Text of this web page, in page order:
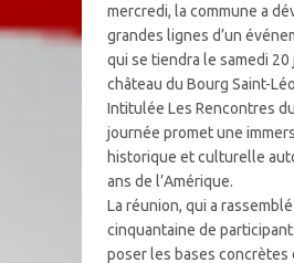
mercredi, la commune a
grandes lignes d’un
qui se tiendra le samedi 20
château du Bourg Saint-
Intitulée Les Rencontres
journée promet une
historique et culturelle
ans de l’Amérique.
La réunion, qui a
cinquantaine de
poser les bases concrètes